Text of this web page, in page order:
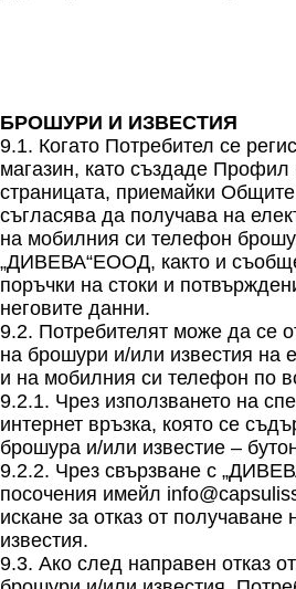
БРОШУРИ И ИЗВЕСТИЯ
9.1. Когато Потребител се
магазин, като създаде Профил
страницата, приемайки
съгласява да получава на
на мобилния си телефон
„ДИВЕВА“ЕООД, както и
поръчки на стоки и
неговите данни.
9.2. Потребителят може да се
на брошури и/или известия на
и на мобилния си телефон по
9.2.1. Чрез използването на
интернет връзка, която се
брошура и/или известие –
9.2.2. Чрез свързване с
посочения имейл
искане за отказ от
известия.
9.3. Ако след направен отказ